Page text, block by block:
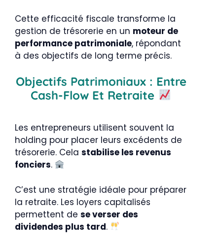
Cette efficacité fiscale transforme la
gestion de trésorerie en un moteur de
performance patrimoniale, répondant
à des objectifs de long terme précis.
Objectifs Patrimoniaux : Entre
Cash-Flow Et Retraite
Les entrepreneurs utilisent souvent la
holding pour placer leurs excédents de
trésorerie. Cela stabilise les revenus
fonciers.
C’est une stratégie idéale pour préparer
la retraite. Les loyers capitalisés
permettent de se verser des
dividendes plus tard.